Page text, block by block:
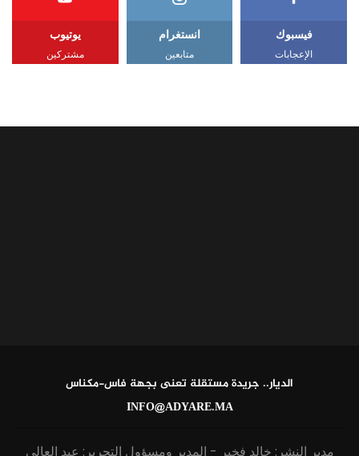
فيسبوك
الإعجابات
انستغرام
متابعين
يوتيوب
مشتركين
الديار.. جريدة مستقلة تعنى بجهة فاس-مكناس
INFO@ADYARE.MA
مدير النشر: خالد فخير - المدير ومسؤول التحرير: عبد العالي